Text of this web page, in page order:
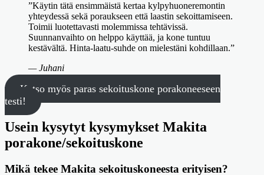
”Käytin tätä ensimmäistä kertaa kylpyhuoneremontin
yhteydessä sekä poraukseen että laastin sekoittamiseen.
Toimii luotettavasti molemmissa tehtävissä.
Suunnanvaihto on helppo käyttää, ja kone tuntuu
kestävältä. Hinta-laatu-suhde on mielestäni kohdillaan.”
— Juhani
Katso myös paras sekoituskone porakoneeseen
testi!
Usein kysytyt kysymykset Makita
porakone/sekoituskone
Mikä tekee Makita sekoituskoneesta erityisen?